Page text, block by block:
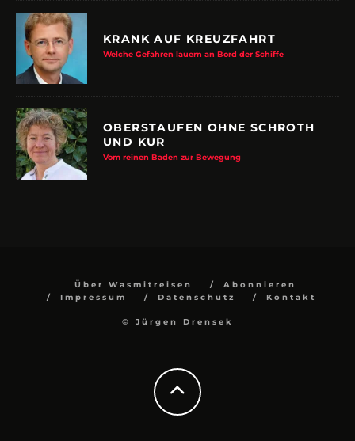
KRANK AUF KREUZFAHRT
Welche Gefahren lauern an Bord der Schiffe
OBERSTAUFEN OHNE SCHROTH
UND KUR
Vom reinen Baden zur Bewegung
Über Wasmitreisen
Abonnieren
Impressum
Datenschutz Kontakt
© Jürgen Drensek